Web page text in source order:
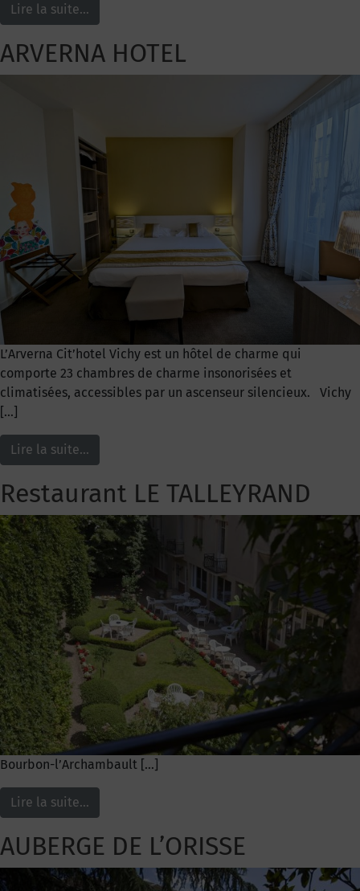
Lire la suite…
ARVERNA HOTEL
L’Arverna Cit’hotel Vichy est un hôtel de charme qui
comporte 23 chambres de charme insonorisées et
climatisées, accessibles par un ascenseur silencieux. Vichy
[…]
Lire la suite…
Restaurant LE TALLEYRAND
Bourbon-l’Archambault […]
Lire la suite…
AUBERGE DE L’ORISSE